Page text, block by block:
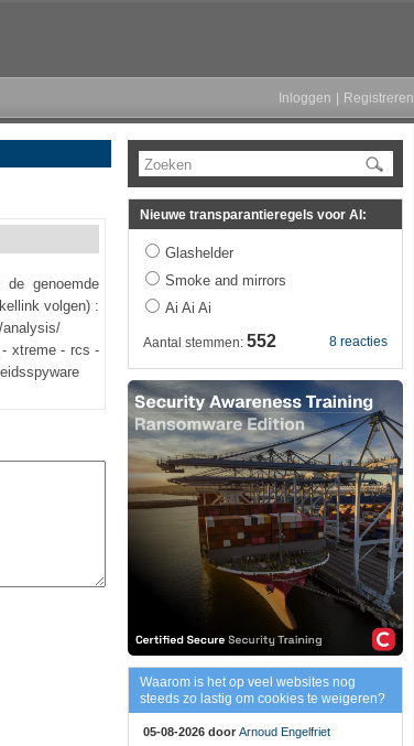
Inloggen Registreren
genoemde
volgen) :
analysis/
xtreme - rcs -
Zoeken
Nieuwe transparantieregels voor AI:
Glashelder
Smoke and mirrors
Ai Ai Ai
8 reacties
Aantal stemmen: 552
Waarom is het op veel websites nog
steeds zo lastig om cookies te weigeren?
05-08-2026 door Arnoud Engelfriet